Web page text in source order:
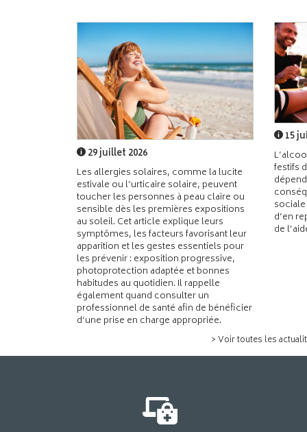
29 juillet 2026
Les allergies solaires, comme la lucite
estivale ou l’urticaire solaire, peuvent
toucher les personnes à peau claire ou
sensible dès les premières expositions
au soleil. Cet article explique leurs
symptômes, les facteurs favorisant leur
apparition et les gestes essentiels pour
les prévenir : exposition progressive,
photoprotection adaptée et bonnes
habitudes au quotidien. Il rappelle
également quand consulter un
professionnel de santé afin de bénéficier
d’une prise en charge appropriée.
15
festifs
d’en
de
> Voir toutes les